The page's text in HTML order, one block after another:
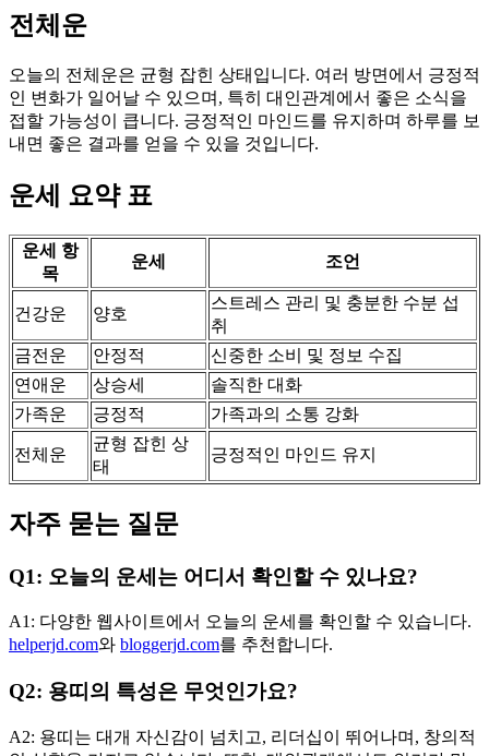
전체운
오늘의 전체운은 균형 잡힌 상태입니다. 여러 방면에서 긍정적
인 변화가 일어날 수 있으며, 특히 대인관계에서 좋은 소식을
접할 가능성이 큽니다. 긍정적인 마인드를 유지하며 하루를 보
내면 좋은 결과를 얻을 수 있을 것입니다.
운세 요약 표
운세 항
목
운세 조언
건강운 양호
스트레스 관리 및 충분한 수분 섭
취
금전운
안정적
신중한 소비 및 정보 수집
연애운
상승세
솔직한 대화
가족운
긍정적 가족과의 소통 강화
전체운
균형 잡힌 상
태
긍정적인 마인드 유지
자주 묻는 질문
Q1: 오늘의 운세는 어디서 확인할 수 있나요?
A1: 다양한 웹사이트에서 오늘의 운세를 확인할 수 있습니다.
helperjd.com와 bloggerjd.com를 추천합니다.
Q2: 용띠의 특성은 무엇인가요?
A2: 용띠는 대개 자신감이 넘치고, 리더십이 뛰어나며, 창의적